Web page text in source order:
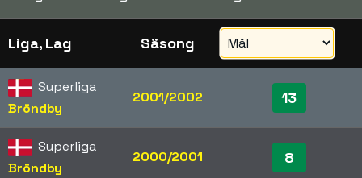
Liga, Lag Säsong
Superliga
Bröndby
2001/2002 13
Superliga
Bröndby
2000/2001 8